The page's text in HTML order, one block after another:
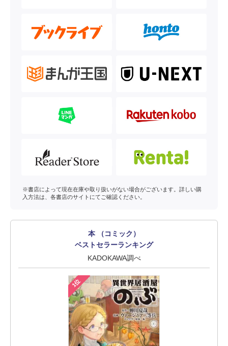
※書店によって現在在庫や取り扱いがない場合がございます。詳しい購
入方法は、各書店のサイトにてご確認ください。
本 （コミック）
ベストセラーランキング
KADOKAWA調べ
1位